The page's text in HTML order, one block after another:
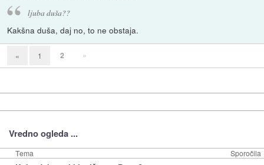
ljuba duša??
Kakšna duša, daj no, to ne obstaja.
« 1 2 »
Vredno ogleda ...
Tema Sporočila